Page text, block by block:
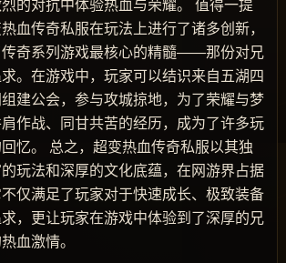
的对抗中体验热血与荣耀。 值得一提
血传奇私服在玩法上进行了诸多创新，
传奇系列游戏最核心的精髓——那份对兄
。在游戏中，玩家可以结识来自五湖四
建公会，参与攻城掠地，为了荣耀与梦
作战、同甘共苦的经历，成为了许多玩
忆。 总之，超变热血传奇私服以其独
玩法和深厚的文化底蕴，在网游界占据
仅满足了玩家对于快速成长、极致装备
，更让玩家在游戏中体验到了深厚的兄
血激情。